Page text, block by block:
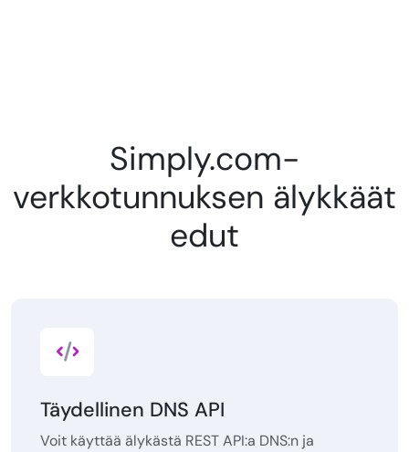
Simply.com-
verkkotunnuksen älykkäät
edut
Täydellinen DNS API
Voit käyttää älykästä REST API:a DNS:n ja